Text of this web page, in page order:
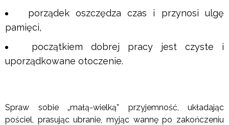
porządek oszczędza czas i przynosi ulgę
pamięci,
początkiem dobrej pracy jest czyste i
uporządkowane otoczenie.
Spraw sobie „małą-wielką” przyjemność, układając
pościel, prasując ubranie, myjąc wannę po zakończeniu